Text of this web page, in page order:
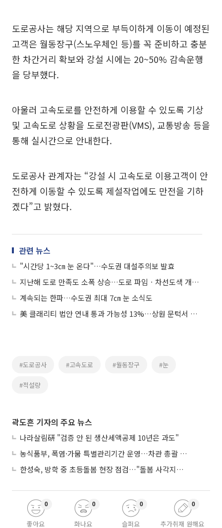
도로공사는 해당 지역으로 부득이하게 이동이 예정된
고객은 월동장구(스노우체인 등)를 꼭 준비하고 충분
한 차간거리 확보와 강설 시에는 20~50% 감속운행
을 당부했다.
아울러 고속도로를 안전하게 이용할 수 있도록 기상
및 고속도로 상황을 도로전광판(VMS), 교통방송 등을
통해 실시간으로 안내한다.
도로공사 관계자는 “강설 시 고속도로 이용고객이 안
전하게 이동할 수 있도록 제설작업에도 만전을 기하
겠다”고 밝혔다.
관련 뉴스
"시간당 1~3㎝ 눈 온다"…수도권 대설주의보 발효
지난해 도로 만족도 소폭 상승…도로 파임ㆍ차선도색 개선 요구
계속되는 한파…수도권 최대 7㎝ 눈 소식도
美 클래리티 법안 연내 통과 가능성 13%…상원 문턱서 제동
#도로공사 #고속도로 #월동장구 #눈
#적설량
곽도흔 기자의 주요 뉴스
나라살림硏 "검증 안 된 생산세액공제 10년은 과도"
농식품부, 폭염·가뭄 특별관리기간 운영…차관 총괄 대응체계 격상
한성숙, 방학 중 초등돌봄 현장 점검…"돌봄 사각지대 없애야"
좋아요
0
화나요
0
슬퍼요
0
추가취재 원해요
0